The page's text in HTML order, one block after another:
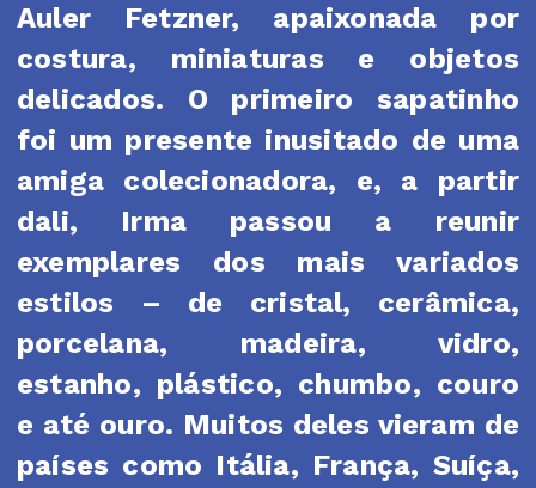
Auler Fetzner, apaixonada por
costura, miniaturas e objetos
delicados. O primeiro sapatinho
foi um presente inusitado de uma
amiga colecionadora, e, a partir
dali, Irma passou a reunir
exemplares dos mais variados
estilos – de cristal, cerâmica,
porcelana, madeira, vidro,
estanho, plástico, chumbo, couro
e até ouro. Muitos deles vieram de
países como Itália, França, Suíça,